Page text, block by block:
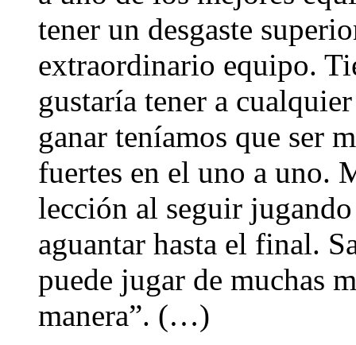
tener un desgaste
extraordinario equipo.
gustaría tener a
ganar teníamos que ser
fuertes en el uno a uno.
lección al seguir
aguantar hasta el final.
puede jugar de muchas
manera”. (…)